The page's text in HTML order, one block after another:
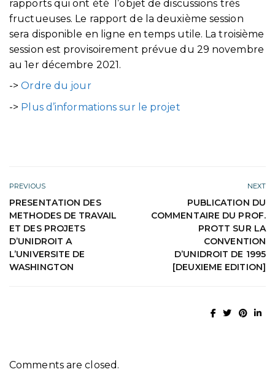
rapports qui ont été l’objet de discussions très
fructueuses. Le rapport de la deuxième session
sera disponible en ligne en temps utile. La troisième
session est provisoirement prévue du 29 novembre
au 1er décembre 2021.
->Ordre du jour
-> Plus d’informations sur le projet
PREVIOUS
PRESENTATION DES
METHODES DE TRAVAIL
ET DES PROJETS
D’UNIDROIT A
L’UNIVERSITE DE
WASHINGTON
NEXT
PUBLICATION DU
COMMENTAIRE DU PROF.
PROTT SUR LA
CONVENTION
D’UNIDROIT DE 1995
[DEUXIEME EDITION]
Comments are closed.